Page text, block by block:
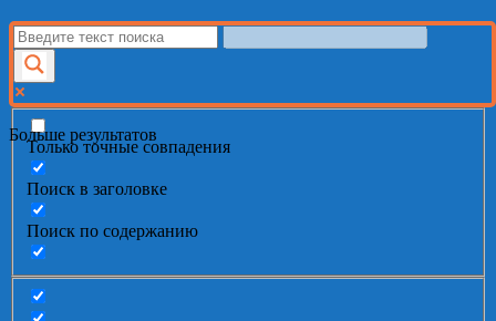
Больше результатов
Только точные совпадения
Поиск в заголовке
Поиск по содержанию